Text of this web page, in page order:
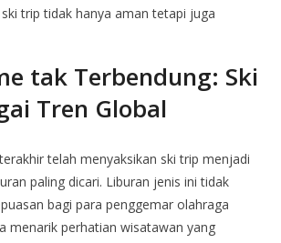
trip tidak hanya aman tetapi juga
tak Terbendung: Ski
Tren Global
telah menyaksikan ski trip menjadi
paling dicari. Liburan jenis ini tidak
bagi para penggemar olahraga
menarik perhatian wisatawan yang